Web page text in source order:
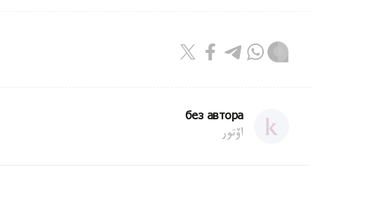
без автора
اۆتور